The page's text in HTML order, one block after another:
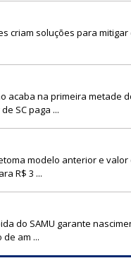
criam soluções para
acaba na primeira metade
SC paga ...
modelo anterior e
R$ 3 ...
do SAMU garante
am ...